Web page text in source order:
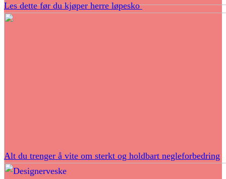
Les dette før du kjøper herre løpesko
Alt du trenger å vite om sterkt og holdbart negleforbedring